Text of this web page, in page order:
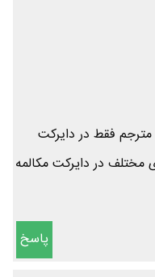
فقط در دایرکت
مختلف در دايرکت مکالمه
پاسخ